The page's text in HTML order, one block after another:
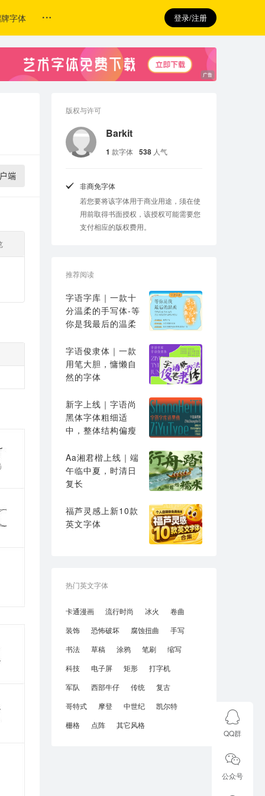
字体 登录/注册
端
版权与许可
Barkit
1 款字体 538 人气
非商免字体
若您要将该字体用于商业用途，须在使
用前取得书面授权，该授权可能需要您
支付相应的版权费用。
推荐阅读
字语字库｜一款十
分温柔的手写体-等
你是我最后的温柔
字语俊隶体｜一款
用笔大胆，慵懒自
然的字体
新字上线｜字语尚
黑体字体粗细适
中，整体结构偏瘦
Aa湘君楷上线｜端
午临中夏，时清日
复长
福芦灵感上新10款
英文字体
热门英文字体
卡通漫画 流行时尚 冰火
卷曲
装饰
恐怖破坏 腐蚀扭曲
手写
书法
草稿 涂鸦 笔刷
缩写
科技
电子屏 矩形
打字机
军队
西部牛仔 传统
复古
哥特式
摩登 中世纪
凯尔特
栅格
点阵 其它风格
QQ群
公众号